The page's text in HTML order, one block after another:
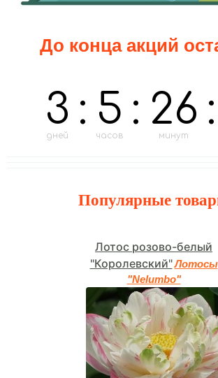
До конца акций
3
дней
: 5
часов
: 26
минут
:
Популярные
Лотос розово-белый
"Королевский"Лотосы
"Nelumbo"